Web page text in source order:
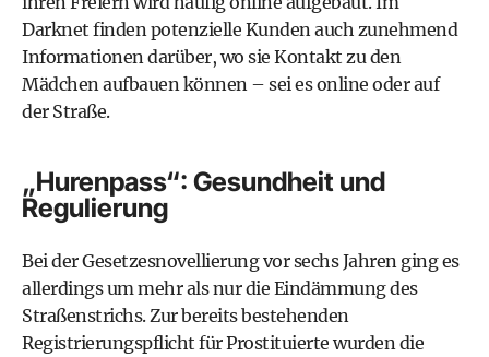
Darknet finden potenzielle Kunden auch zunehmend
Informationen darüber, wo sie Kontakt zu den
Mädchen aufbauen können – sei es online oder auf
der Straße.
„Hurenpass“: Gesundheit und
Regulierung
Bei der Gesetzesnovellierung vor sechs Jahren ging es
allerdings um mehr als nur die Eindämmung des
Straßenstrichs. Zur bereits bestehenden
Registrierungspflicht für Prostituierte wurden die